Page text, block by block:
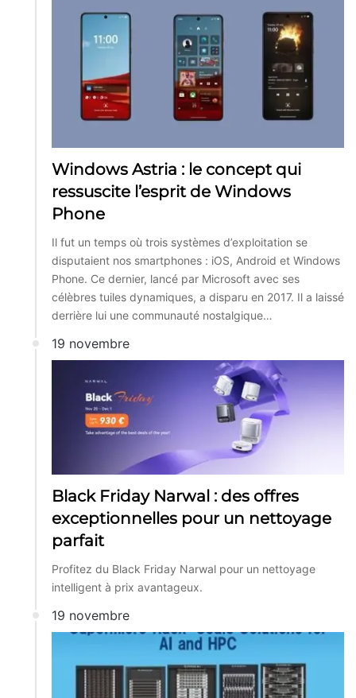
Windows Astria : le concept qui
ressuscite l’esprit de Windows
Phone
Il fut un temps où trois systèmes d’exploitation se
disputaient nos smartphones : iOS, Android et Windows
Phone. Ce dernier, lancé par Microsoft avec ses
célèbres tuiles dynamiques, a disparu en 2017. Il a laissé
derrière lui une communauté nostalgique…
19 novembre
Black Friday Narwal : des offres
exceptionnelles pour un nettoyage
parfait
Profitez du Black Friday Narwal pour un nettoyage
intelligent à prix avantageux.
19 novembre